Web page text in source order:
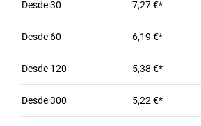
Desde30 7,27 €*
Desde 60 6,19 €*
Desde 120 5,38 €*
Desde300 5,22 €*